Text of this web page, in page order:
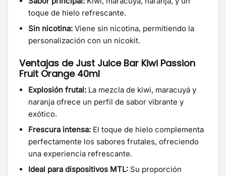
toque de hielo refrescante.
Sin nicotina: Viene sin nicotina, permitiendo la
personalización con un nicokit.
Ventajas de Just Juice Bar Kiwi Passion
Fruit Orange 40ml
Explosión frutal: La mezcla de kiwi, maracuyá y
naranja ofrece un perfil de sabor vibrante y
exótico.
Frescura intensa: El toque de hielo complementa
perfectamente los sabores frutales, ofreciendo
una experiencia refrescante.
Ideal para dispositivos MTL: Su proporción